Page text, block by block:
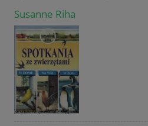
Susanne Riha